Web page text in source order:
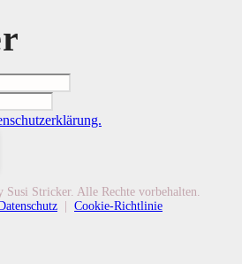
Stricker. Alle Rechte vorbehalten.
Cookie-Richtlinie